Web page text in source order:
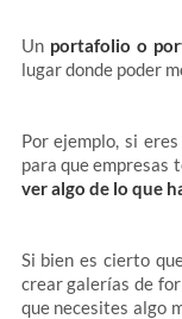
Un portafolio o
lugar donde poder
Por ejemplo, si
para que empresas
ver algo de lo que
Si bien es cierto
crear galerías de
que necesites algo